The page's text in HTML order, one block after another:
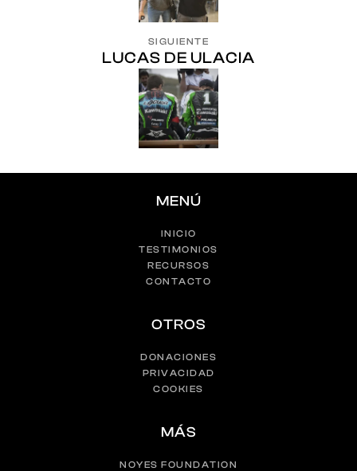
SIGUIENTE
LUCAS DE ULACIA
MENÚ
INICIO
TESTIMONIOS
RECURSOS
CONTACTO
OTROS
DONACIONES
PRIVACIDAD
COOKIES
MÁS
NOYES FOUNDATION